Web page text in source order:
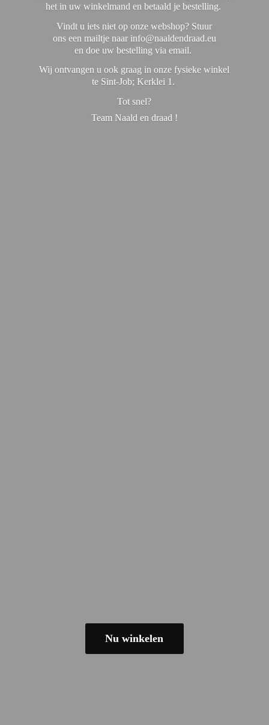
het in uw winkelmand en betaald je bestelling.
Vindt u iets niet op onze webshop? Stuur
ons een mailtje naar info@naaldendraad.eu
en doe uw bestelling via email.
Wij ontvangen u ook graag in onze fysieke winkel
te Sint-Job; Kerklei 1.
Tot snel?
Team Naald en draad !
Nu winkelen